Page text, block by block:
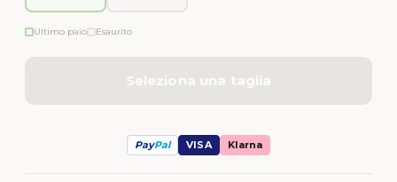
Ultimo paio Esaurito
Seleziona una taglia
PayPal VISA Klarna